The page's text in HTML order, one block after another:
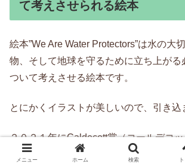
て考えさせられる絵本
絵本”We Are Water Protectors”は水の大
物、そして地球を守るために立ち上がる
ついて考えさせる絵本です。
とにかくイラストが美しいので、引き込
２０２１年にCaldecott賞（コールデコ
た作品です。
メニュー ホーム 検索